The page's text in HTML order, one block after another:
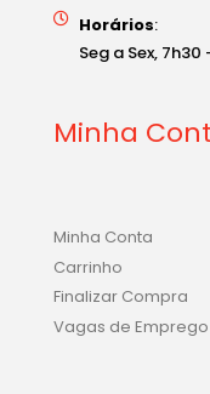
Horários:
Seg a Sex, 7h30
Minha
Minha Conta
Carrinho
Finalizar Compra
Vagas de Emprego